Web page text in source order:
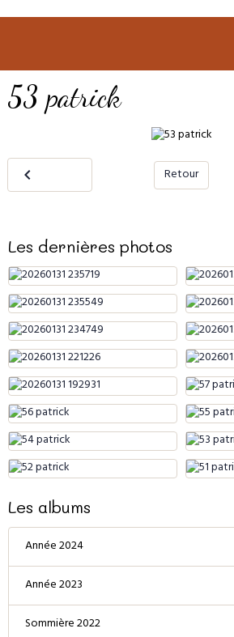
53 patrick
Retour
Les dernières photos
Les albums
Année 2024
Année 2023
Sommière 2022